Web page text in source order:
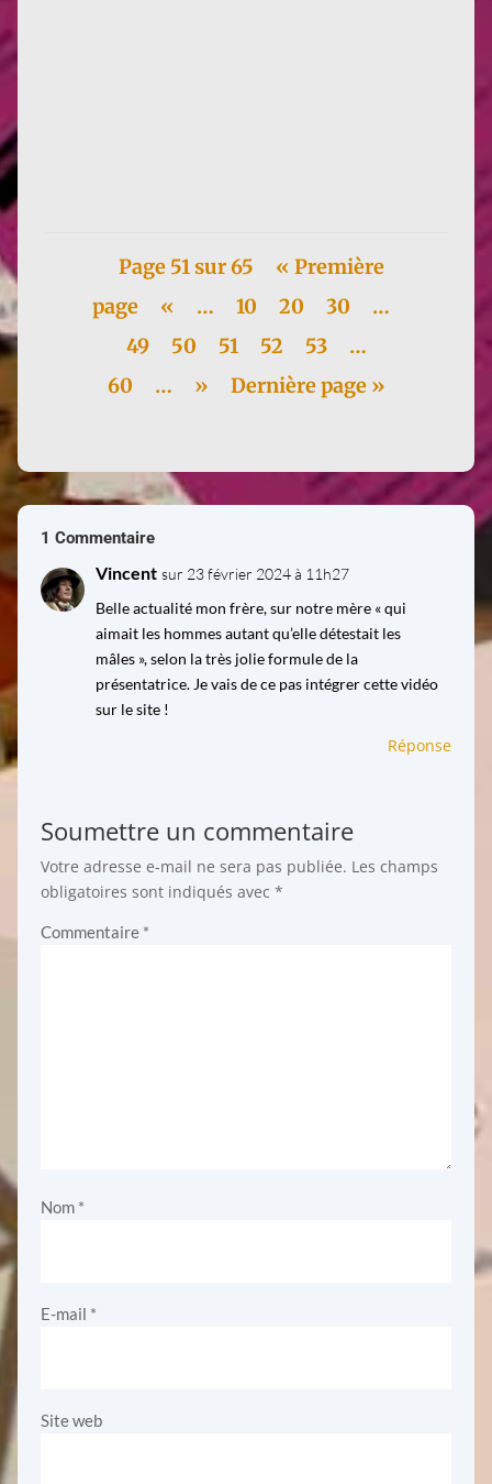
Page 51 sur 65
« Première
page
« … 10 20 30
…
49
50 51 52 53
…
60
… » Dernière page »
1 Commentaire
Vincent sur 23 février 2024 à 11h27
Belle actualité mon frère, sur notre mère « qui
aimait les hommes autant qu’elle détestait les
mâles », selon la très jolie formule de la
présentatrice. Je vais de ce pas intégrer cette vidéo
sur le site !
Réponse
Soumettre un commentaire
Votre adresse e-mail ne sera pas publiée. Les champs
obligatoires sont indiqués avec *
Commentaire *
Nom *
E-mail *
Site web